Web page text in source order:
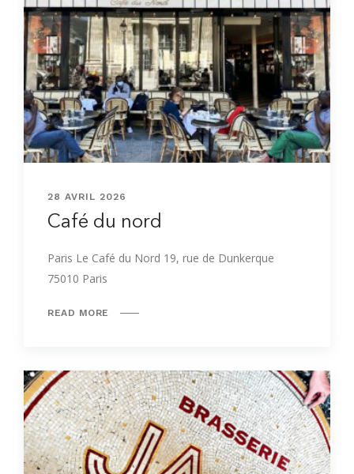
28 AVRIL 2026
Café du nord
Paris Le Café du Nord 19, rue de Dunkerque
75010 Paris
READ MORE